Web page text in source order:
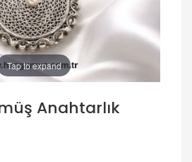
Tap to expand
Anahtarlık